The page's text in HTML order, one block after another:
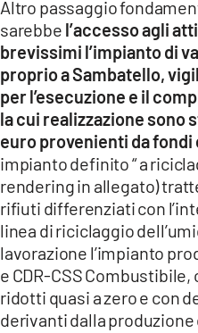
Altro passaggio
sarebbe l’accesso agli
brevissimi l’impianto di
proprio a Sambatello,
per l’esecuzione e il
la cui realizzazione sono
euro provenienti da
impianto definito “ a
rendering in allegato)
rifiuti differenziati con
linea di riciclaggio
lavorazione l’impianto
e CDR-CSS
ridotti quasi a zero e con
derivanti dalla produzione